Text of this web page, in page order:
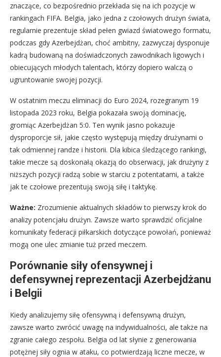
znaczące, co bezpośrednio przekłada się na ich pozycje w
rankingach FIFA. Belgia, jako jedna z czołowych drużyn świata,
regularnie prezentuje skład pełen gwiazd światowego formatu,
podczas gdy Azerbejdżan, choć ambitny, zazwyczaj dysponuje
kadrą budowaną na doświadczonych zawodnikach ligowych i
obiecujących młodych talentach, którzy dopiero walczą o
ugruntowanie swojej pozycji.
W ostatnim meczu eliminacji do Euro 2024, rozegranym 19
listopada 2023 roku, Belgia pokazała swoją dominację,
gromiąc Azerbejdżan 5:0. Ten wynik jasno pokazuje
dysproporcje sił, jakie często występują między drużynami o
tak odmiennej randze i historii. Dla kibica śledzącego rankingi,
takie mecze są doskonałą okazją do obserwacji, jak drużyny z
niższych pozycji radzą sobie w starciu z potentatami, a także
jak te czołowe prezentują swoją siłę i taktykę.
Ważne: Zrozumienie aktualnych składów to pierwszy krok do
analizy potencjału drużyn. Zawsze warto sprawdzić oficjalne
komunikaty federacji piłkarskich dotyczące powołań, ponieważ
mogą one ulec zmianie tuż przed meczem.
Porównanie siły ofensywnej i
defensywnej reprezentacji Azerbejdżanu
i Belgii
Kiedy analizujemy siłę ofensywną i defensywną drużyn,
zawsze warto zwrócić uwagę na indywidualności, ale także na
zgranie całego zespołu. Belgia od lat słynie z generowania
potężnej siły ognia w ataku, co potwierdzają liczne mecze, w